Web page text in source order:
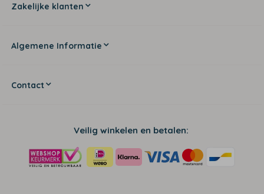
Zakelijke klanten
Algemene Informatie
Contact
Veilig winkelen en betalen: